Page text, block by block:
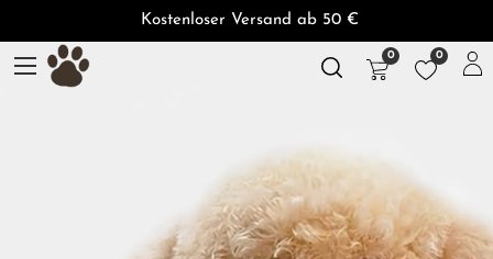
Kostenloser Versand ab 50 €
0 0